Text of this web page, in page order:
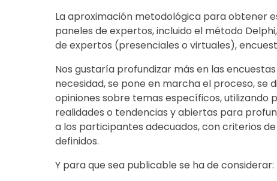
La aproximación metodológica para obtener
paneles de expertos, incluido el método
de expertos (presenciales o virtuales),
Nos gustaría profundizar más en las
necesidad, se pone en marcha el proceso, se
opiniones sobre temas específicos,
realidades o tendencias y abiertas para
a los participantes adecuados, con criterios
definidos.
Y para que sea publicable se ha de considerar: